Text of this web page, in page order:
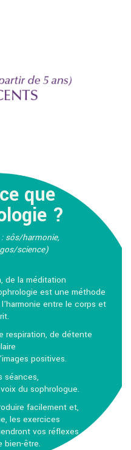
que
?
sôs/harmonie,
science)
de la méditation
est une méthode
entre le corps et
respiration, de détente
positives.
séances,
du sophrologue.
facilement et,
les exercices
vos réflexes
bien-être.